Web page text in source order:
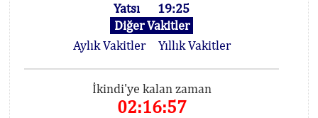
Yatsı
19:25
Diğer Vakitler
Aylık Vakitler
Yıllık Vakitler
İkindi'ye kalan zaman
02:16:57